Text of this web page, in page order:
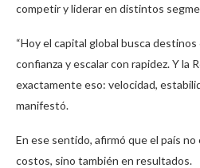
competir y liderar en distintos
“Hoy el capital global busca
confianza y escalar con rapidez. Y la
exactamente eso: velocidad,
manifestó.
En ese sentido, afirmó que el país
costos, sino también en resultados.